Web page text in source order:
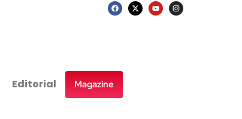
Editorial Magazine